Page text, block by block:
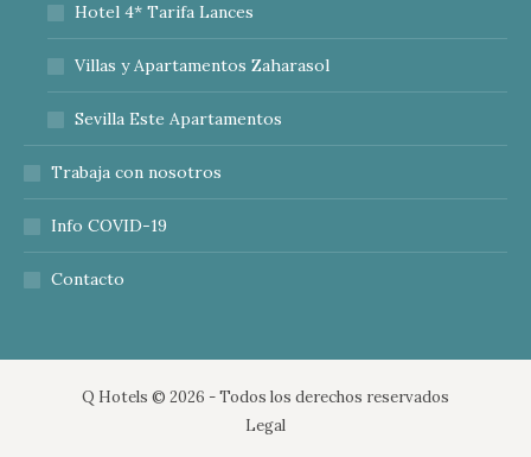
Hotel 4* Tarifa Lances
Villas y Apartamentos Zaharasol
Sevilla Este Apartamentos
Trabaja con nosotros
Info COVID-19
Contacto
Q Hotels © 2026 - Todos los derechos reservados
Legal